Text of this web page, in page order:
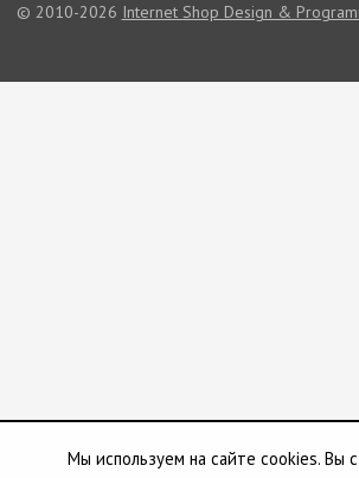
© 2010-2026 Internet Shop Design &
Мы используем на сайте cookies. Вы